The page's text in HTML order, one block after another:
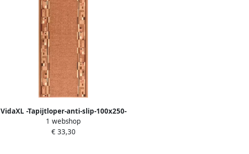
VidaXL -Tapijtloper-anti-slip-100x250-
cm-bruin
1 webshop
€ 33,30